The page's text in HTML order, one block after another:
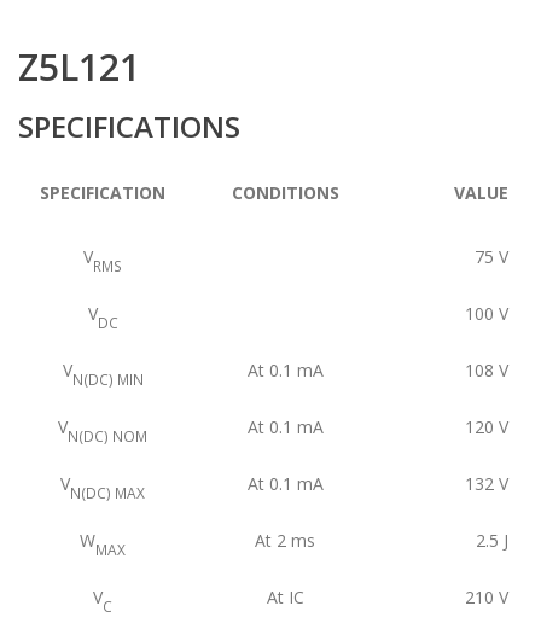
Z5L121
SPECIFICATIONS
SPECIFICATION CONDITIONS VALUE
VRMS 75 V
VDC 100 V
VN(DC) MIN At 0.1 mA 108 V
VN(DC) NOM At 0.1 mA 120 V
VN(DC) MAX At 0.1 mA 132 V
WMAX At 2 ms 2.5 J
VC At IC 210 V